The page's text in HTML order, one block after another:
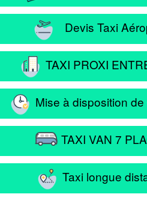
Devis Taxi
TAXI PROXI
Mise à disposition
TAXI VAN 7
Taxi longue